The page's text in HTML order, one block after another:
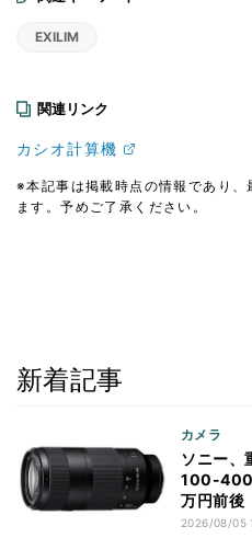
EXILIM
関連リンク
カシオ計算機
※本記事は掲載時点の情報であり、
ます。予めご了承ください。
新着記事
カメラ
ソニー、
100-
万円前後
2026/08/05